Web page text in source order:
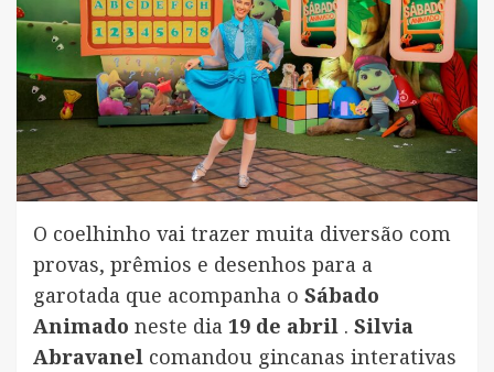
O coelhinho vai trazer muita diversão com
provas, prêmios e desenhos para a
garotada que acompanha o Sábado
Animado neste dia 19 de abril . Silvia
Abravanel comandou gincanas interativas